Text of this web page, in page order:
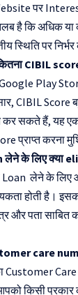
पर
है कि अधिक
पर निर्भर
CIBIL score
Play
CIBIL Score
कर सकते हैं, यह
प्राप्त करना
लेने के लिए क्या
लेने के लिए
होती है।
और पता
care
किसी प्रकार